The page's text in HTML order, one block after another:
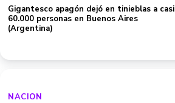
Gigantesco apagón dejó en tinieblas a casi
60.000 personas en Buenos Aires
(Argentina)
NACION